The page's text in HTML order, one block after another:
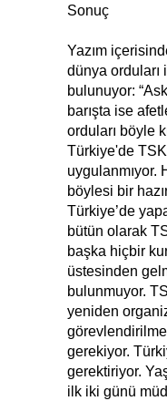
Sonuç
Yazım
dünya orduları
bulunuyor:
barışta ise
orduları böyle
Türkiye'de
uygulanmıyor.
böylesi bir
Türkiye’de
bütün olarak
başka hiçbir
üstesinden
bulunmuyor.
yeniden
gerekiyor.
gerektiriyor.
ilk iki günü